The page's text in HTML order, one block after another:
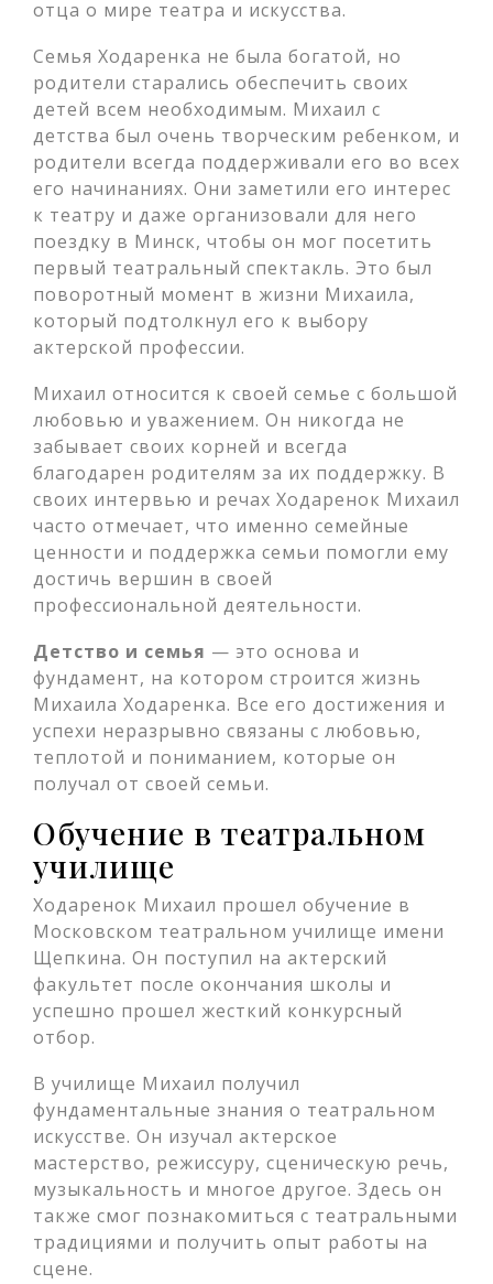
отца о мире театра и искусства.
Семья Ходаренка не была богатой, но
родители старались обеспечить своих
детей всем необходимым. Михаил с
детства был очень творческим ребенком, и
родители всегда поддерживали его во всех
его начинаниях. Они заметили его интерес
к театру и даже организовали для него
поездку в Минск, чтобы он мог посетить
первый театральный спектакль. Это был
поворотный момент в жизни Михаила,
который подтолкнул его к выбору
актерской профессии.
Михаил относится к своей семье с большой
любовью и уважением. Он никогда не
забывает своих корней и всегда
благодарен родителям за их поддержку. В
своих интервью и речах Ходаренок Михаил
часто отмечает, что именно семейные
ценности и поддержка семьи помогли ему
достичь вершин в своей
профессиональной деятельности.
Детство и семья — это основа и
фундамент, на котором строится жизнь
Михаила Ходаренка. Все его достижения и
успехи неразрывно связаны с любовью,
теплотой и пониманием, которые он
получал от своей семьи.
Обучение в театральном
училище
Ходаренок Михаил прошел обучение в
Московском театральном училище имени
Щепкина. Он поступил на актерский
факультет после окончания школы и
успешно прошел жесткий конкурсный
отбор.
В училище Михаил получил
фундаментальные знания о театральном
искусстве. Он изучал актерское
мастерство, режиссуру, сценическую речь,
музыкальность и многое другое. Здесь он
также смог познакомиться с театральными
традициями и получить опыт работы на
сцене.